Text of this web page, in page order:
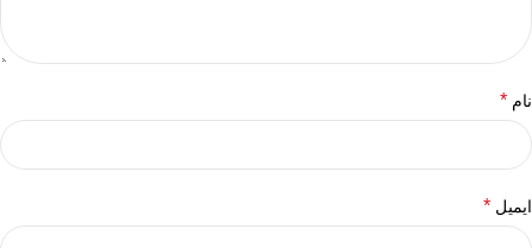
نام *
ایمیل *